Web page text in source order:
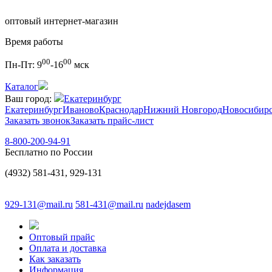
оптовый интернет-магазин
Время работы
Пн-Пт: 900-1600 мск
Каталог
Ваш город:
Екатеринбург
ЕкатеринбургИвановоКраснодарНижний Новгород
Заказать звонокЗаказать прайс-лист
8-800-200-94-91
Бесплатно по России
(4932) 581-431, 929-131
929-131@mail.ru 581-431@mail.ru nadejdasem
Оптовый прайс
Оплата и доставка
Как заказать